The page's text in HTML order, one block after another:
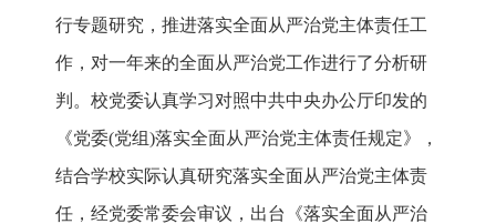
行专题研究，推进落实全面从严治党主体责任工
作，对一年来的全面从严治党工作进行了分析研
判。校党委认真学习对照中共中央办公厅印发的
《党委(党组)落实全面从严治党主体责任规定》，
结合学校实际认真研究落实全面从严治党主体责
任，经党委常委会审议，出台《落实全面从严治